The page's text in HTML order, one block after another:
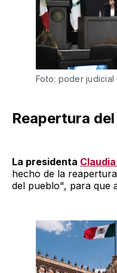
Foto: poder judicial
Reapertura
La presidenta
hecho de la
del pueblo", para que